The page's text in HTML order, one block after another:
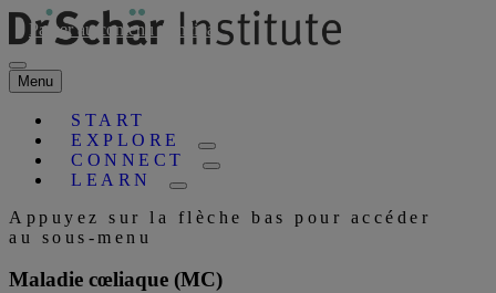
Passer au contenu principal
Menu
START
EXPLORE
CONNECT
LEARN
Appuyez sur la flèche bas pour accéder
au sous-menu
Maladie cœliaque (MC)